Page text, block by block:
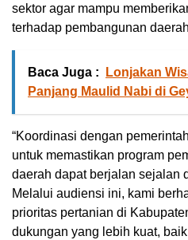
sektor agar mampu
terhadap pembangunan
Baca Juga :
Lonjakan
Panjang Maulid Nabi di
“Koordinasi dengan
untuk memastikan program
daerah dapat berjalan sejalan
Melalui audiensi ini, kami
prioritas pertanian di
dukungan yang lebih kuat,